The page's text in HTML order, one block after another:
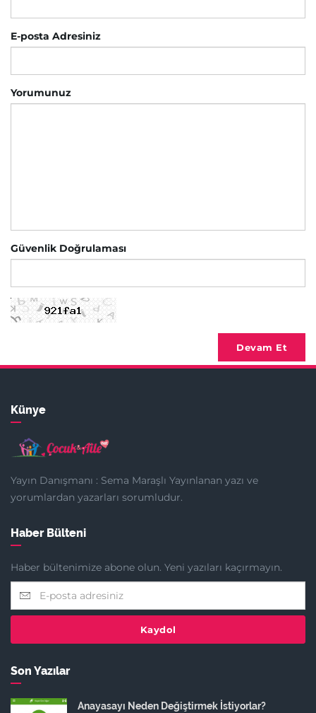
E-posta Adresiniz
Yorumunuz
Güvenlik Doğrulaması
Devam Et
Künye
Yayın Danışmanı : Sema Maraşlı Yayınlanan yazı ve
yorumlardan yazarları sorumludur.
Haber Bülteni
Haber bültenimize abone olun. Yeni yazıları kaçırmayın.
Kaydol
Son Yazılar
Anayasayı Neden Değiştirmek İstiyorlar?